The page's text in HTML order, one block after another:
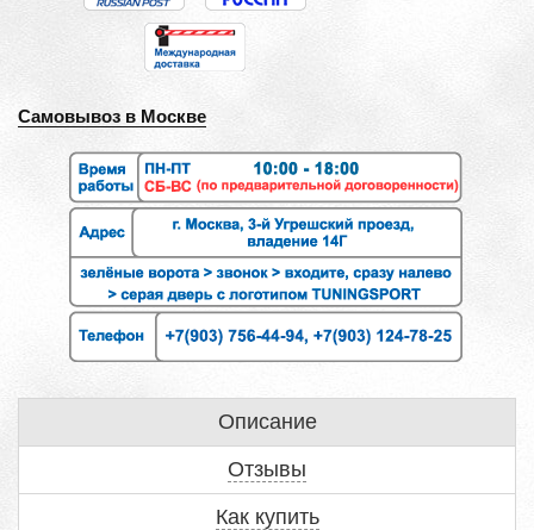
Самовывоз в Москве
Описание
Отзывы
Как купить